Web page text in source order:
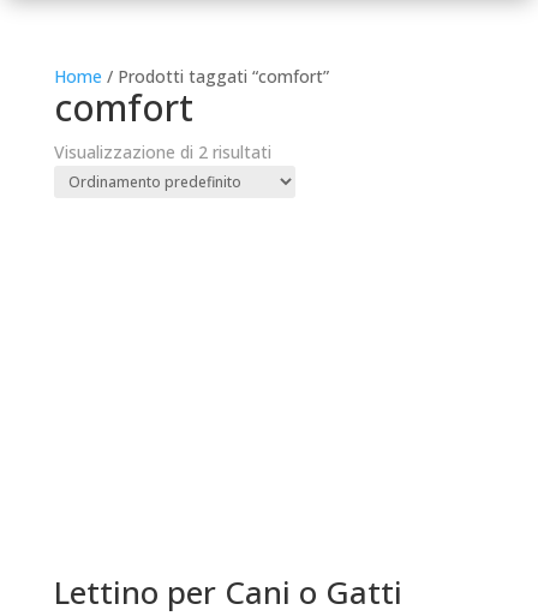
Home / Prodotti taggati “comfort”
comfort
Visualizzazione di 2 risultati
Lettino per Cani o Gatti